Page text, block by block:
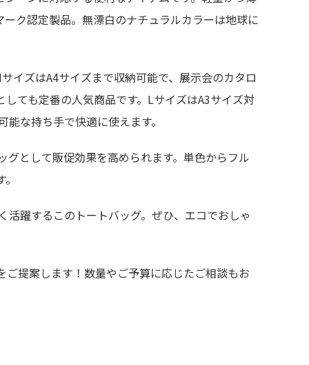
ク認定製品。無漂白のナチュラルカラーは地球に
イズはA4サイズまで収納可能で、展示会のカタロ
ても定番の人気商品です。LサイズはA3サイズ対
な持ち手で快適に使えます。
として販促効果を高められます。単色からフル
躍するこのトートバッグ。ぜひ、エコでおしゃ
提案します！数量やご予算に応じたご相談もお